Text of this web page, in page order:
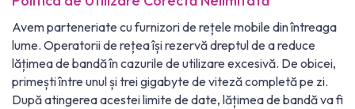
Avem parteneriate cu furnizori de rețele mobile din întreaga
lume. Operatorii de rețea își rezervă dreptul de a reduce
lățimea de bandă în cazurile de utilizare excesivă. De obicei,
primești între unul și trei gigabyte de viteză completă pe zi.
După atingerea acestei limite de date, lățimea de bandă va fi